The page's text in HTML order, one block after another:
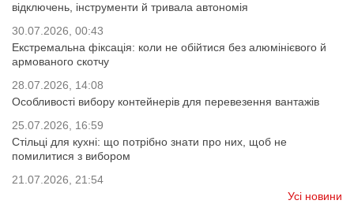
відключень, інструменти й тривала автономія
30.07.2026, 00:43
Екстремальна фіксація: коли не обійтися без алюмінієвого й
армованого скотчу
28.07.2026, 14:08
Особливості вибору контейнерів для перевезення вантажів
25.07.2026, 16:59
Стільці для кухні: що потрібно знати про них, щоб не
помилитися з вибором
21.07.2026, 21:54
Усі новини